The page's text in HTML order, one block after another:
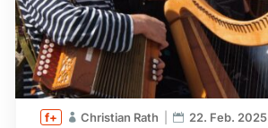
Christian Rath 22. Feb. 2025